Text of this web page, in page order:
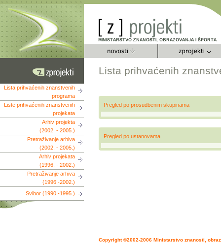
Lista prihvaćenih
Lista prihvaćenih znanstvenih
programa
Liste prihvaćenih znanstvenih
projekata
Arhiv projekta
(2002. - 2005.)
Pretraživanje arhiva
(2002. - 2005.)
Arhiv projekata
(1996. - 2002.)
Pretraživanje arhiva
(1996.-2002.)
Svibor (1990.-1995.)
Pregled po prosudbenim skupinama
Pregled po ustanovama
Copyright ©2002-2006 Ministarstvo znanosti,